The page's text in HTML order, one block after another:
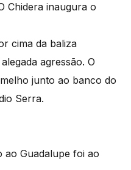
Chidera inaugura o
cima da baliza
agressão. O
junto ao banco do
Serra.
ao Guadalupe foi ao